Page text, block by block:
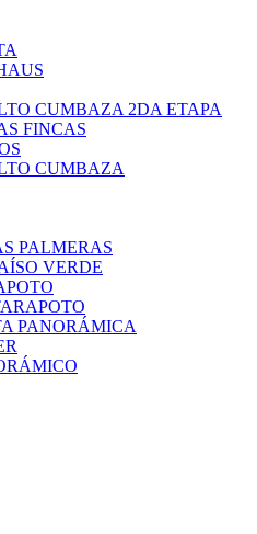
CUMBAZA 2DA ETAPA
FINCAS
CUMBAZA
PALMERAS
VERDE
PANORÁMICA